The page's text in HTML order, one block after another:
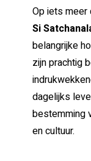
Op iets meer
Si
belangrijke
zijn prachtig
dagelijks
bestemming
en cultuur.